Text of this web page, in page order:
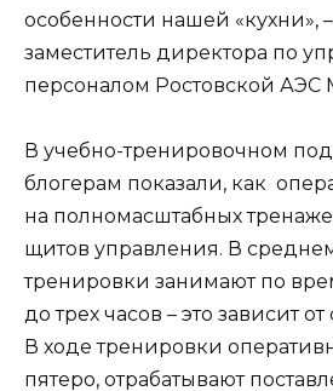
особенности нашей «кухни»,
заместитель директора по
персоналом Ростовской
В учебно-тренировочном
блогерам показали, как
на полномасштабных
щитов управления. В
тренировки занимают по
до трех часов – это зависит
В ходе тренировки
пятеро, отрабатывают